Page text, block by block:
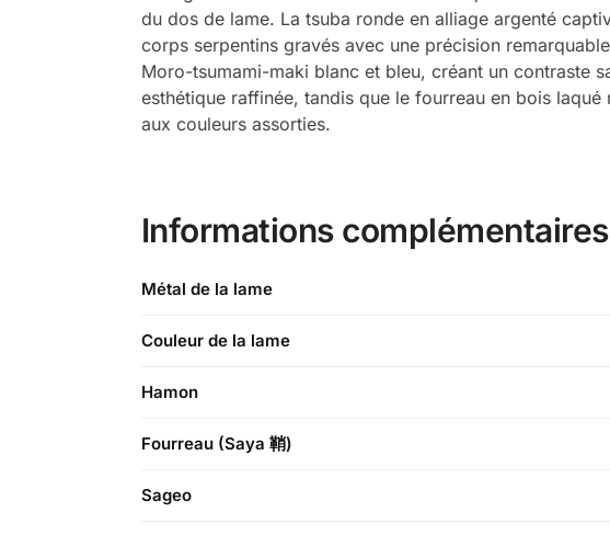
du dos de lame. La tsuba ronde en alliage argenté
corps serpentins gravés avec une précision
Moro-tsumami-maki blanc et bleu, créant un contraste
esthétique raffinée, tandis que le fourreau en bois
aux couleurs assorties.
Informations complémentaires
Métal de la lame
Couleur de la lame
Hamon
Fourreau (Saya 鞘)
Sageo